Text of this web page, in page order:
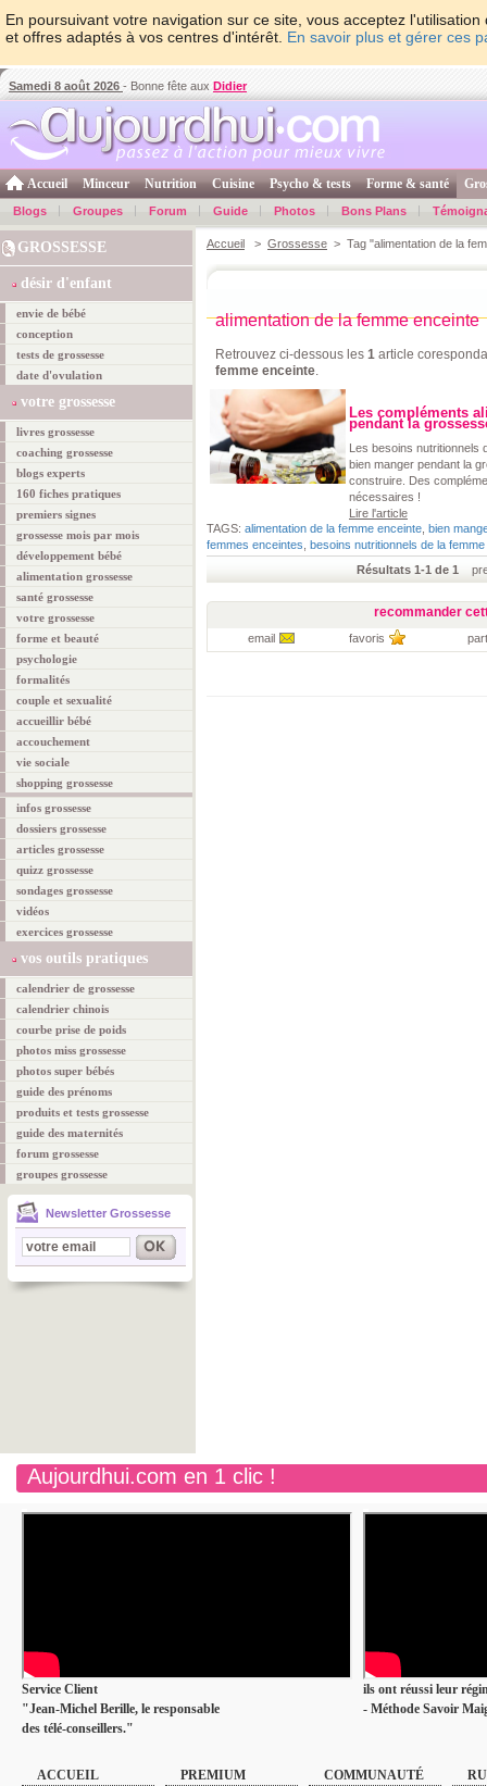
En poursuivant votre navigation sur ce site, vous acceptez
et offres adaptés à vos centres d'intérêt. En savoir plus et gérer ces
Samedi 8 août 2026 - Bonne fête aux Didier
Accueil Minceur Nutrition Cuisine Psycho & tests Forme & santé
Blogs Groupes Forum Guide Photos Bons Plans
GROSSESSE
désir d'enfant
envie de bébé
conception
tests de grossesse
date d'ovulation
votre grossesse
livres grossesse
coaching grossesse
blogs experts
160 fiches pratiques
premiers signes
grossesse mois par mois
développement bébé
alimentation grossesse
santé grossesse
votre grossesse
forme et beauté
psychologie
formalités
couple et sexualité
accueillir bébé
accouchement
vie sociale
shopping grossesse
infos grossesse
dossiers grossesse
articles grossesse
quizz grossesse
sondages grossesse
vidéos
exercices grossesse
vos outils pratiques
calendrier de grossesse
calendrier chinois
courbe prise de poids
photos miss grossesse
photos super bébés
guide des prénoms
produits et tests grossesse
guide des maternités
forum grossesse
groupes grossesse
Newsletter Grossesse
Accueil > Grossesse > Tag "alimentation de la
alimentation de la femme enceinte
Retrouvez ci-dessous les 1 article
femme enceinte.
Les compléments
pendant la
Les besoins nutritionnels
bien manger pendant la
construire. Des
nécessaires !
Lire l'article
TAGS: alimentation de la femme enceinte bien
femmes enceintes besoins nutritionnels de la
Résultats 1-1 de 1
recommander
email favoris
Aujourdhui.com en 1 clic !
Service Client
"Jean-Michel Berille, le responsable
des télé-conseillers."
ils ont réussi leur
- Méthode Savoir
ACCUEIL PREMIUM COMMUNAUTÉ